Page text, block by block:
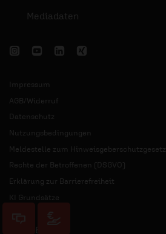
Mediadaten
Impressum
AGB/Widerruf
Datenschutz
Nutzungsbedingungen
Meldestelle zum Hinweisgeberschutzgesetz
Rechte der Betroffenen (DSGVO)
Erklärung zur Barrierefreiheit
KI Grundsätze
© 2026 ERF